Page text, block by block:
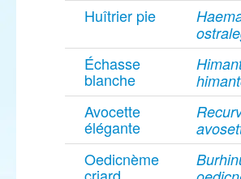
Huîtrier pie
Échasse
blanche
Avocette
élégante
Oedicnème